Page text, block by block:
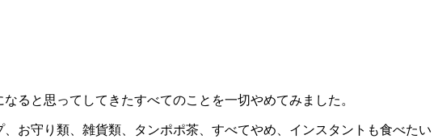
ると思ってしてきたすべてのことを一切やめてみました。
お守り類、雑貨類、タンポポ茶、すべてやめ、インスタントも食べたい